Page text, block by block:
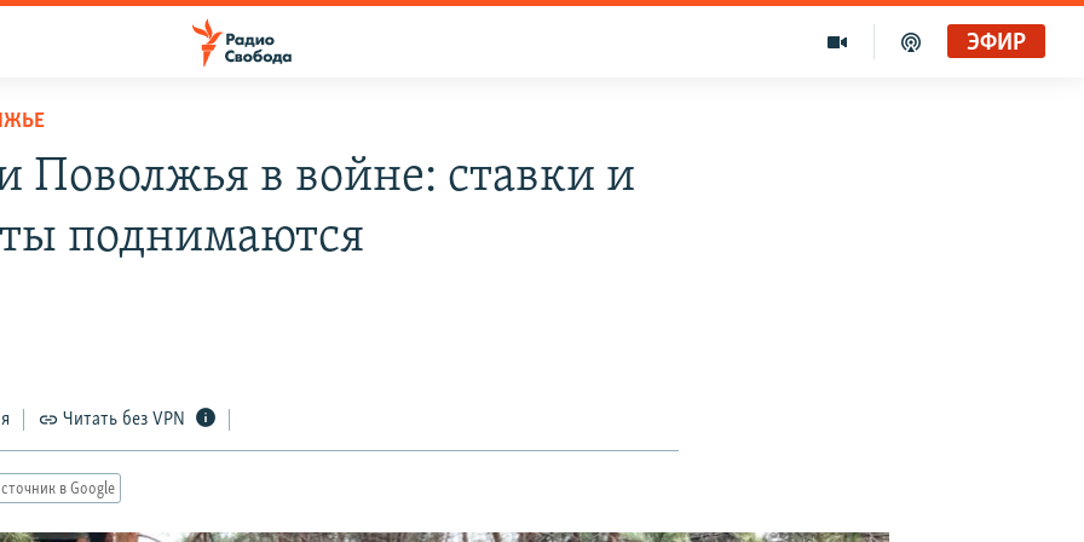
ЭФИР
Поволжья в войне: ставки и
поднимаются
Читать без VPN
в Google